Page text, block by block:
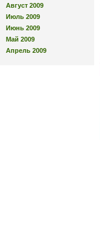
Август 2009
Июль 2009
Июнь 2009
Май 2009
Апрель 2009